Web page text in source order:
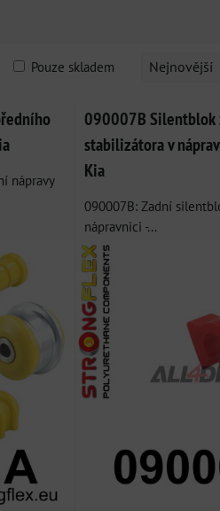
Nejnovější
Pouze skladem
nápravy
090007B Silentblok
stabilizátora v
Kia
090007B: Zadní
nápravnici -...